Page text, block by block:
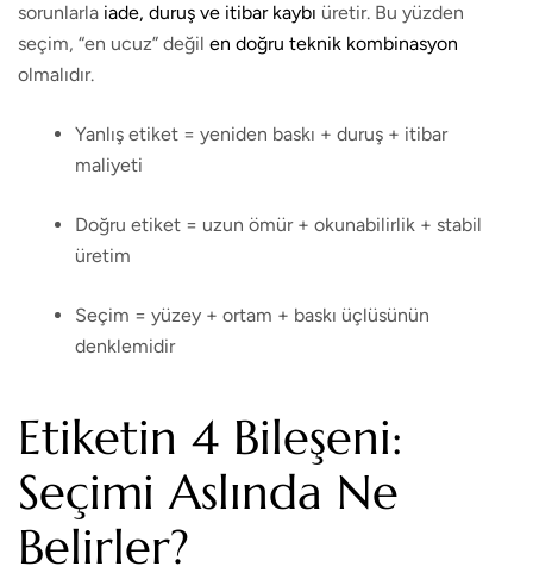
sorunlarla iade, duruş ve itibar kaybı üretir. Bu yüzden
seçim, “en ucuz” değil en doğru teknik kombinasyon
olmalıdır.
Yanlış etiket = yeniden baskı + duruş + itibar
maliyeti
Doğru etiket = uzun ömür + okunabilirlik + stabil
üretim
Seçim = yüzey + ortam + baskı üçlüsünün
denklemidir
Etiketin 4 Bileşeni:
Seçimi Aslında Ne
Belirler?